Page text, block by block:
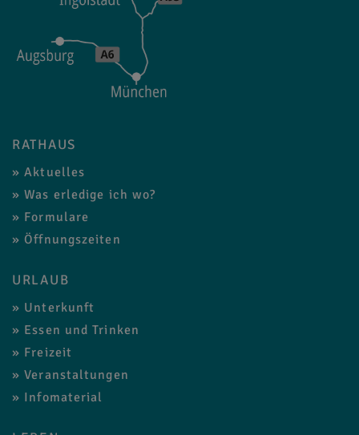
RATHAUS
Aktuelles
Was erledige ich wo?
Formulare
Öffnungszeiten
URLAUB
Unterkunft
Essen und Trinken
Freizeit
Veranstaltungen
Infomaterial